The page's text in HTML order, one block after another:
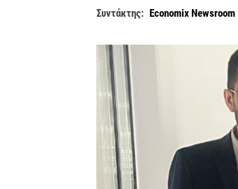
Συντάκτης: Economix Newsroom